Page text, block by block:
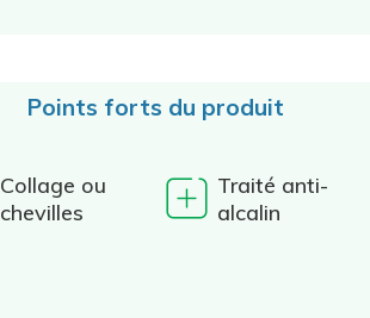
Points forts du produit
Collage ou
chevilles
Traité anti-
alcalin